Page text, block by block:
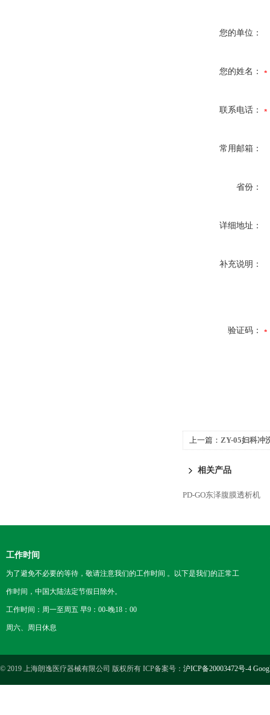
您的单位：
您的姓名：
联系电话：
常用邮箱：
省份：
详细地址：
补充说明：
验证码：
上一篇： ZY-05妇科冲
相关产品
PD-GO东泽腹膜透析机
工作时间
为了避免不必要的等待，敬请注意我们的工作时间 。以下是我们的正常工
作时间，中国大陆法定节假日除外。
工作时间：周一至周五 早9：00-晚18：00
周六、周日休息
© 2019 上海朗逸医疗器械有限公司 版权所有 ICP备案号： 沪ICP备20003472号-4